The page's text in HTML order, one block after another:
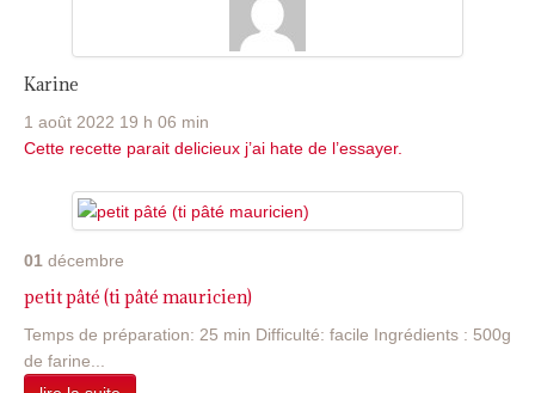
Karine
1 août 2022 19 h 06 min
Cette recette parait delicieux j’ai hate de l’essayer.
01 décembre
petit pâté (ti pâté mauricien)
Temps de préparation: 25 min Difficulté: facile Ingrédients : 500g
de farine...